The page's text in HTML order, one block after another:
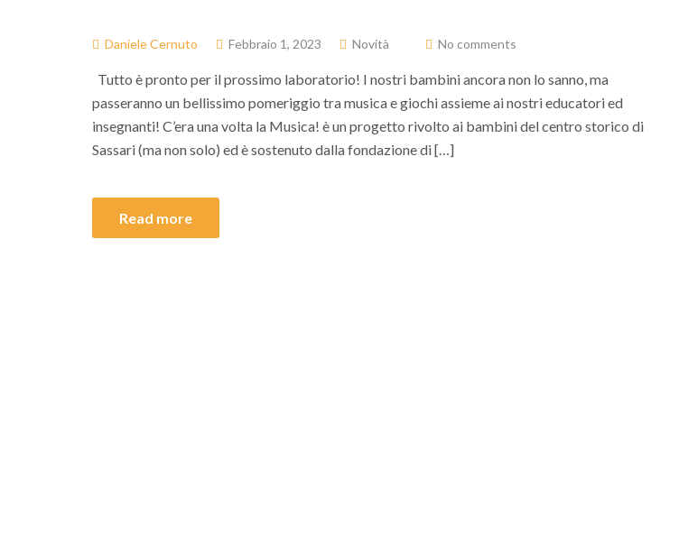
Daniele Cernuto Febbraio 1, 2023 Novità No comments
Tutto è pronto per il prossimo laboratorio! I nostri bambini ancora non lo sanno, ma
passeranno un bellissimo pomeriggio tra musica e giochi assieme ai nostri educatori ed
insegnanti! C’era una volta la Musica! è un progetto rivolto ai bambini del centro storico di
Sassari (ma non solo) ed è sostenuto dalla fondazione di […]
Read more